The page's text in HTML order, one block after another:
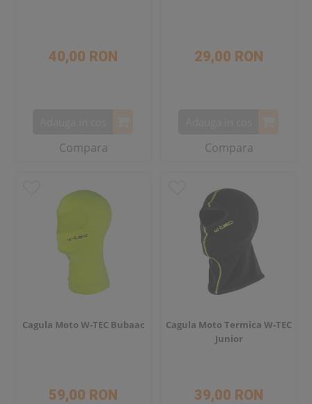
40,00 RON
Compara
29,00 RON
Compara
Cagula Moto W-TEC Bubaac
59,00 RON
Cagula Moto Termica W-TEC
Junior
39,00 RON